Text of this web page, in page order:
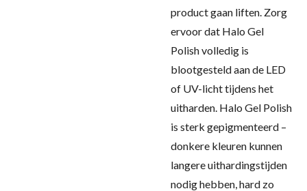
product gaan liften. Zorg
ervoor dat Halo Gel
Polish volledig is
blootgesteld aan de LED
of UV-licht tijdens het
uitharden. Halo Gel Polish
is sterk gepigmenteerd –
donkere kleuren kunnen
langere uithardingstijden
nodig hebben, hard zo